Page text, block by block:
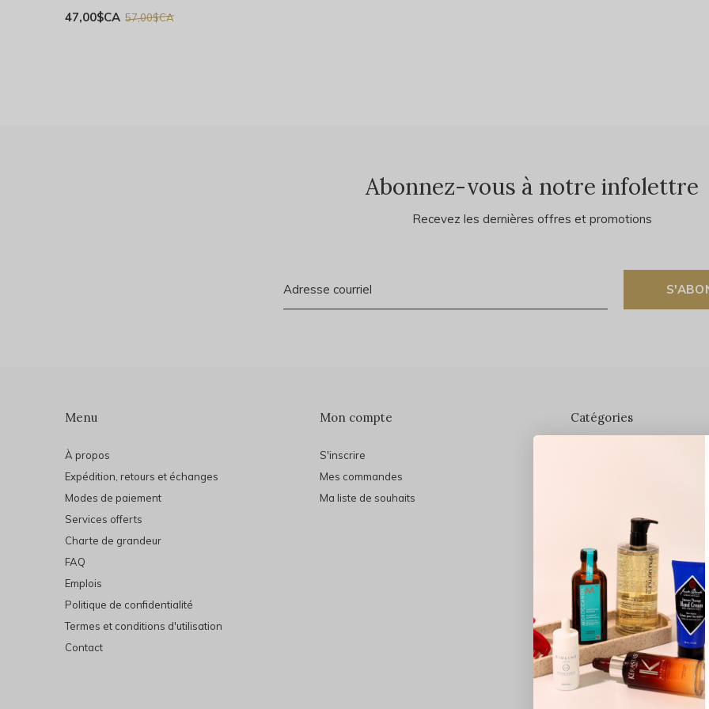
47,00$CA 57,00$CA
Abonnez-vous à notre infolettre
Recevez les dernières offres et promotions
Menu
À propos
Expédition, retours et échanges
Modes de paiement
Services offerts
Charte de grandeur
FAQ
Emplois
Politique de confidentialité
Termes et conditions d'utilisation
Contact
Mon compte
S'inscrire
Mes commandes
Ma liste de souhaits
Catégories
Soins du visage
Maquillage
Bain et Corps
Bijoux